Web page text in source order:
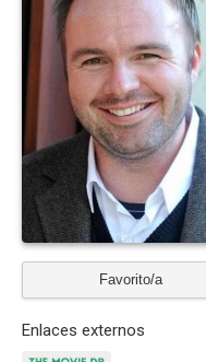
Favorito/a
Enlaces externos